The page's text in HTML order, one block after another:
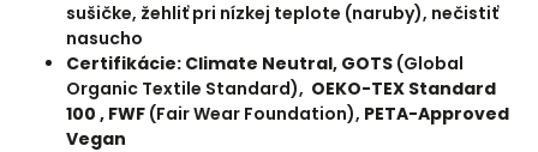
sušičke, žehliť pri nízkej teplote (naruby), nečistiť
nasucho
Certifikácie: Climate Neutral, GOTS (Global
Organic Textile Standard), OEKO-TEX Standard
100 , FWF (Fair Wear Foundation), PETA-Approved
Vegan